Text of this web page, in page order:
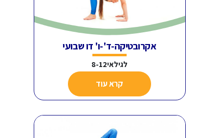
אקרובטיקה-ד'-ו' דו שבועי
לגילאי8-12
קרא עוד